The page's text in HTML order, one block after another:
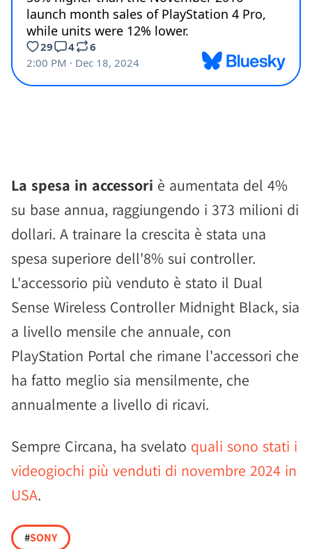
La spesa in accessori è aumentata del 4%
su base annua, raggiungendo i 373 milioni di
dollari. A trainare la crescita è stata una
spesa superiore dell'8% sui controller.
L'accessorio più venduto è stato il Dual
Sense Wireless Controller Midnight Black, sia
a livello mensile che annuale, con
PlayStation Portal che rimane l'accessori che
ha fatto meglio sia mensilmente, che
annualmente a livello di ricavi.
Sempre Circana, ha svelato quali sono stati i
videogiochi più venduti di novembre 2024 in
USA.
#SONY